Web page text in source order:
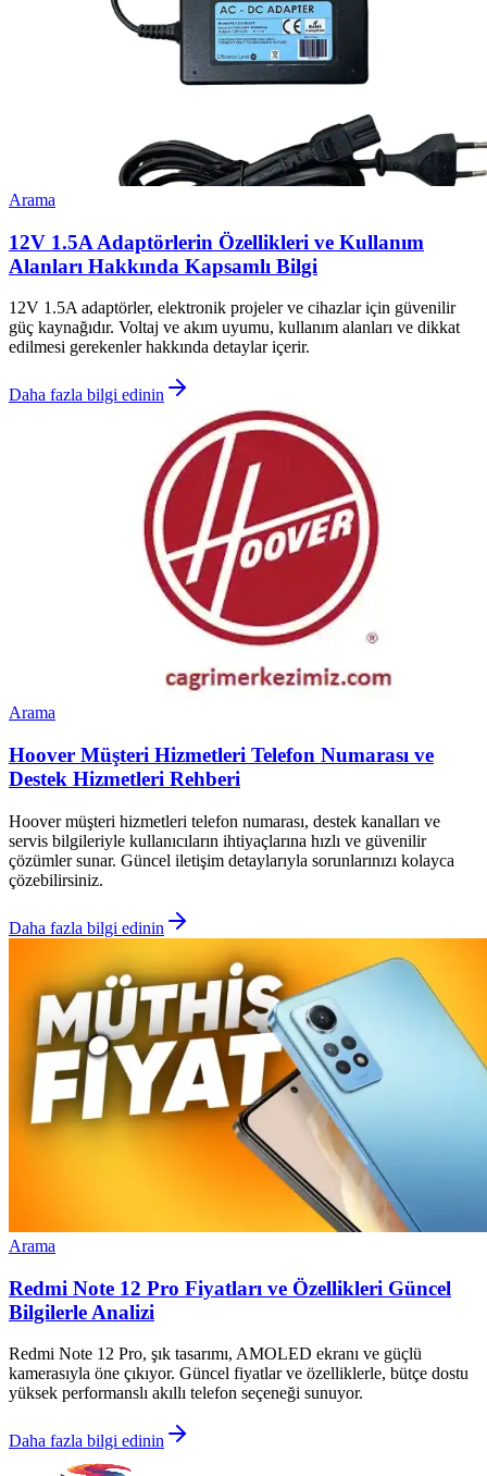
Arama
12V 1.5A Adaptörlerin Özellikleri ve Kullanım
Alanları Hakkında Kapsamlı Bilgi
12V 1.5A adaptörler, elektronik projeler ve cihazlar için güvenilir
güç kaynağıdır. Voltaj ve akım uyumu, kullanım alanları ve dikkat
edilmesi gerekenler hakkında detaylar içerir.
Daha fazla bilgi edinin
Arama
Hoover Müşteri Hizmetleri Telefon Numarası ve
Destek Hizmetleri Rehberi
Hoover müşteri hizmetleri telefon numarası, destek kanalları ve
servis bilgileriyle kullanıcıların ihtiyaçlarına hızlı ve güvenilir
çözümler sunar. Güncel iletişim detaylarıyla sorunlarınızı kolayca
çözebilirsiniz.
Daha fazla bilgi edinin
Arama
Redmi Note 12 Pro Fiyatları ve Özellikleri Güncel
Bilgilerle Analizi
Redmi Note 12 Pro, şık tasarımı, AMOLED ekranı ve güçlü
kamerasıyla öne çıkıyor. Güncel fiyatlar ve özelliklerle, bütçe dostu
yüksek performanslı akıllı telefon seçeneği sunuyor.
Daha fazla bilgi edinin